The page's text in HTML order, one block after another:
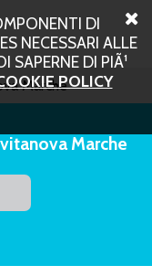
DI
NECESSARI ALLE
SAPERNE DI PIÃ¹
POLICY
Marche
Marche